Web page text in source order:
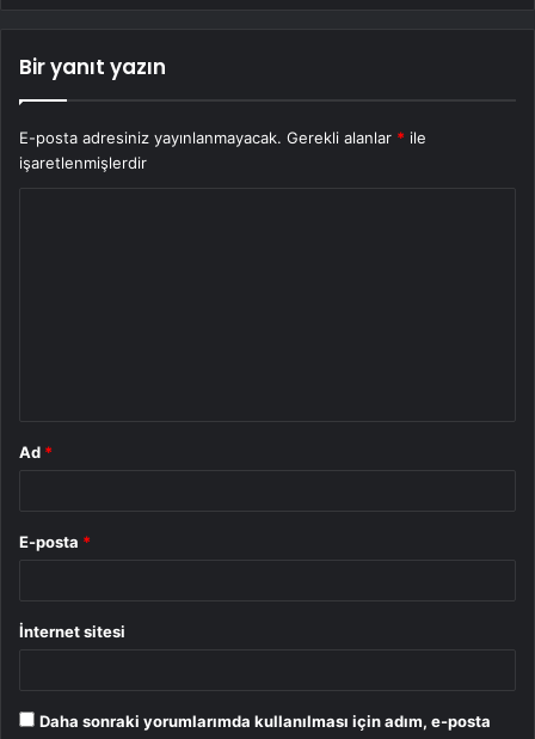
Bir yanıt yazın
E-posta adresiniz yayınlanmayacak. Gerekli alanlar * ile
işaretlenmişlerdir
Ad *
E-posta *
İnternet sitesi
Daha sonraki yorumlarımda kullanılması için adım, e-posta